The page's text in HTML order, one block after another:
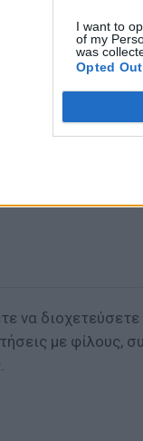
I want to
of my
was
Opted Out
να
με φίλους,